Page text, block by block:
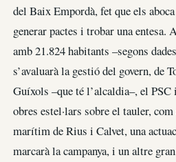
del Baix Empordà, fet que els
generar pactes i trobar una entesa.
amb 21.824 habitants –segons
s’avaluarà la gestió del govern, de
Guíxols –que té l’alcaldia–, el
obres estel·lars sobre el tauler,
marítim de Rius i Calvet, una
marcarà la campanya, i un altre